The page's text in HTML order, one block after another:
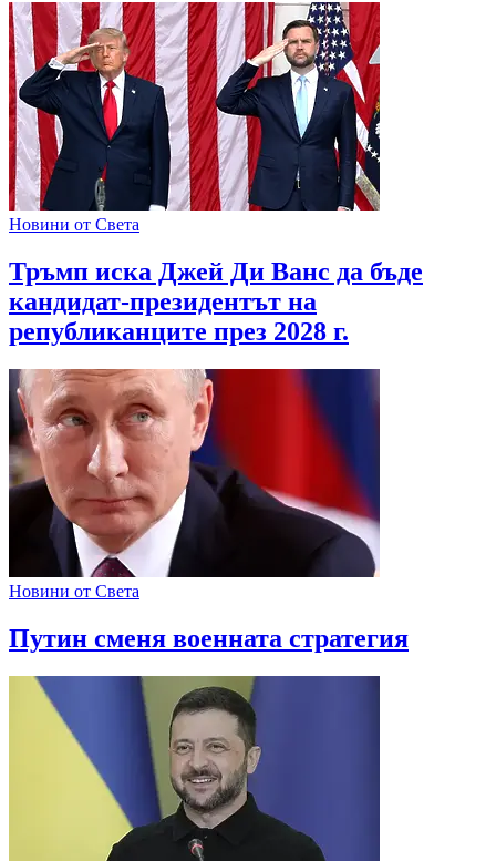
Новини от Света
Тръмп иска Джей Ди Ванс да бъде
кандидат-президентът на
републиканците през 2028 г.
Новини от Света
Путин сменя военната стратегия